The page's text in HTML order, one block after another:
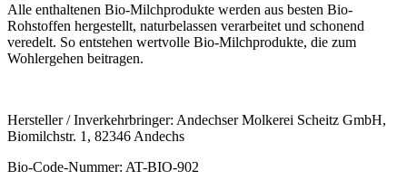
Alle enthaltenen Bio-Milchprodukte werden aus besten Bio-
Rohstoffen hergestellt, naturbelassen verarbeitet und schonend
veredelt. So entstehen wertvolle Bio-Milchprodukte, die zum
Wohlergehen beitragen.
Hersteller / Inverkehrbringer: Andechser Molkerei Scheitz GmbH,
Biomilchstr. 1, 82346 Andechs
Bio-Code-Nummer: AT-BIO-902